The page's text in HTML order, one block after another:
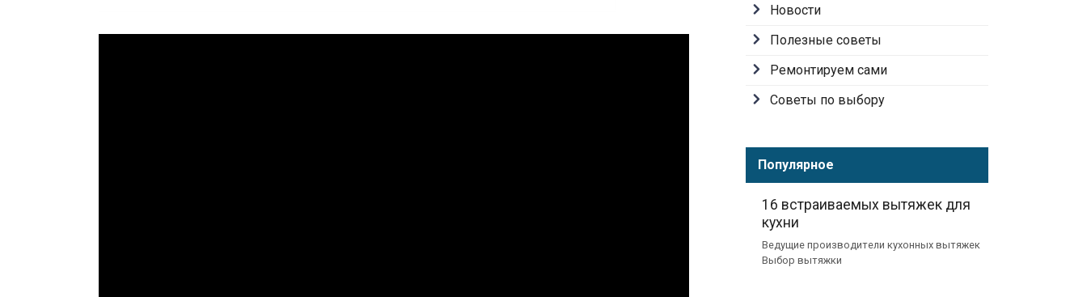
Новости
Полезные советы
Ремонтируем сами
Советы по выбору
Популярное
16 встраиваемых вытяжек для
кухни
Ведущие производители кухонных вытяжек
Выбор вытяжки